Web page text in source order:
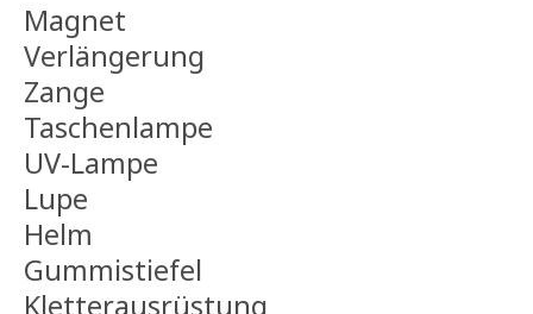
Magnet
Verlängerung
Zange
Taschenlampe
UV-Lampe
Lupe
Helm
Gummistiefel
Kletterausrüstung